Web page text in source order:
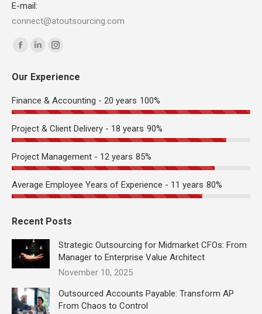
E-mail:
connect@atoutsourcing.com
Find us on:
Facebook
opens
in
new
window
Linkedin
opens
in
new
window
Instagram
opens
in
new
window
Our Experience
Finance & Accounting - 20 years 100%
Project & Client Delivery - 18 years 90%
Project Management - 12 years 85%
Average Employee Years of Experience - 11 years 80%
Recent Posts
Strategic Outsourcing for Midmarket CFOs: From
Manager to Enterprise Value Architect
November 10, 2025
Outsourced Accounts Payable: Transform AP
From Chaos to Control